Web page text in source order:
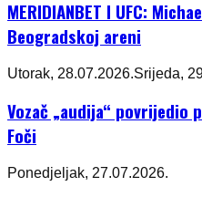
MERIDIANBET I UFC:
Beogradskoj areni
Utorak, 28.07.2026.Srijeda,
Vozač „audija“ povrijedio
Foči
Ponedjeljak, 27.07.2026.